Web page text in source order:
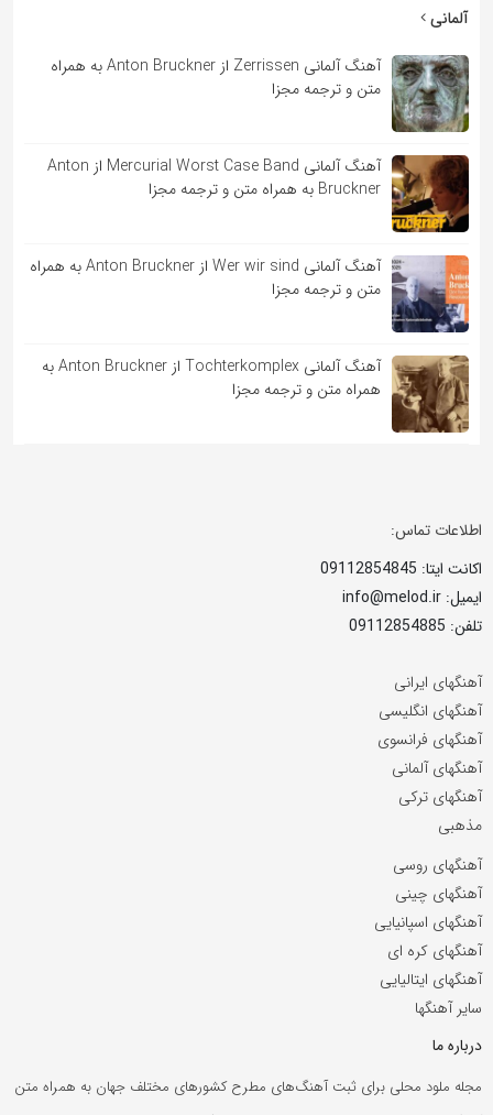
آلمانی
آهنگ آلمانی Zerrissen از Anton Bruckner به همراه
متن و ترجمه مجزا
آهنگ آلمانی Mercurial Worst Case Band از Anton
Bruckner به همراه متن و ترجمه مجزا
آهنگ آلمانی Wer wir sind از Anton Bruckner به همراه
متن و ترجمه مجزا
آهنگ آلمانی Tochterkomplex از Anton Bruckner به
همراه متن و ترجمه مجزا
اطلاعات تماس:
اکانت ایتا: 09112854845
ایمیل: info@melod.ir
تلفن: 09112854885
آهنگهای ایرانی
آهنگهای انگلیسی
آهنگهای فرانسوی
آهنگهای آلمانی
آهنگهای ترکی
مذهبی
آهنگهای روسی
آهنگهای چینی
آهنگهای اسپانیایی
آهنگهای کره ای
آهنگهای ایتالیایی
سایر آهنگها
درباره ما
مجله ملود محلی برای ثبت آهنگ‌های مطرح کشورهای مختلف جهان به همراه متن